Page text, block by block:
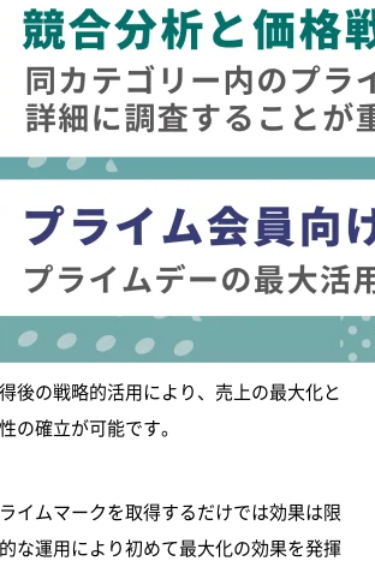
後の戦略的活用により、売上の最大化と
の確立が可能です。
イムマークを取得するだけでは効果は限
な運用により初めて最大化の効果を発揮